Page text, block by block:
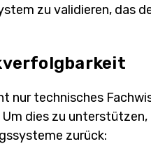
zu validieren, das
nur technisches
dies zu
zurück: